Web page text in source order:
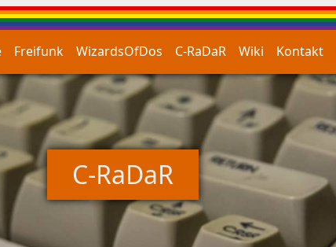
Freifunk WizardsOfDos C-RaDaR Wiki Kontakt
C-RaDaR